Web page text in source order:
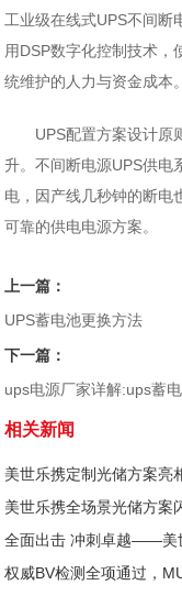
工业级在线式UPS不间断
用DSP数字化控制技术，
统维护的人力与资金成本。
UPS配置方案设计
升。不间断电源UPS供电
电，因产线几秒钟的断电
可靠的供电电源方案。
上一篇：
UPS蓄电池更换方法
下一篇：
ups电源厂家详解:ups蓄
相关新闻
权威BV检测全项通过，